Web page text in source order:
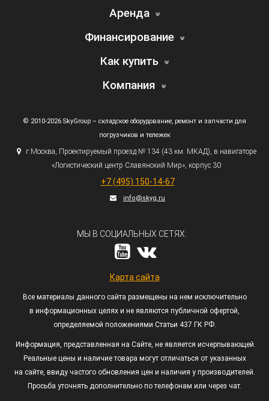
Аренда
Финансирование
Как купить
Компания
© 2010-2026 SkyGroup – складское оборудование, ремонт и запчасти для
погрузчиков и тележек
г.Москва, Проектируемый проезд № 134 (43км. МКАД), в навигаторе
«Логистический центр Славянский Мир», корпус 30
+7 (495) 150-14-67
info@skyg.ru
МЫ В СОЦИАЛЬНЫХ СЕТЯХ:
Карта сайта
Все материалы данного сайта размещены на нем исключительно
в информационных целях и не являются публичной офертой,
определяемой положениями Статьи 437 ГК РФ.
Информация, представленная на Сайте, не является исчерпывающей.
Реальные цены и наличие товара могут отличаться от указанных
на сайте, ввиду частого обновления цен и наличия у производителей.
Просьба уточнять дополнительно по телефонам или через чат.